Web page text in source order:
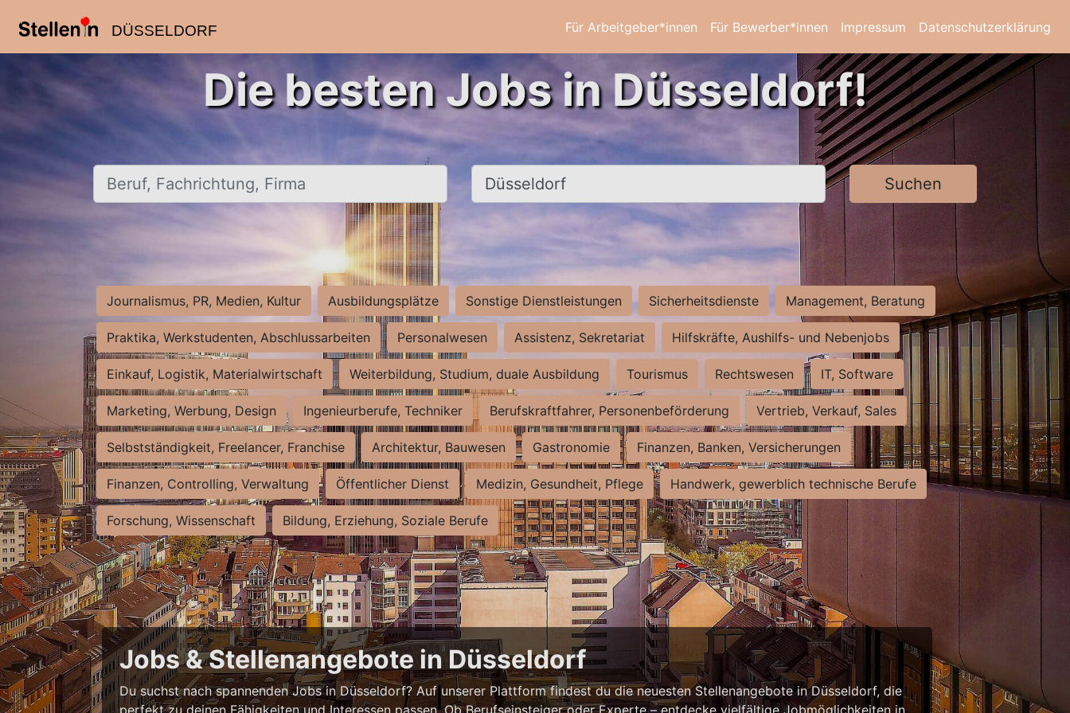
DÜSSELDORF Für Arbeitgeber*innen Für Bewerber*innen Impressum Datenschutzerklärung
Die besten Jobs in Düsseldorf!
Beruf, Fachrichtung, Firma Ort, Stadt Suchen
Journalismus, PR, Medien, Kultur Ausbildungsplätze Sonstige Dienstleistungen Sicherheitsdienste Management, Beratung
Praktika, Werkstudenten, Abschlussarbeiten Personalwesen Assistenz, Sekretariat Hilfskräfte, Aushilfs- und Nebenjobs
Einkauf, Logistik, Materialwirtschaft Weiterbildung, Studium, duale Ausbildung Tourismus Rechtswesen IT, Software
Marketing, Werbung, Design Ingenieurberufe, Techniker Berufskraftfahrer, Personenbeförderung Vertrieb, Verkauf, Sales
Selbstständigkeit, Freelancer, Franchise Architektur, Bauwesen Gastronomie Finanzen, Banken, Versicherungen
Finanzen, Controlling, Verwaltung Öffentlicher Dienst Medizin, Gesundheit, Pflege Handwerk, gewerblich technische Berufe
Forschung, Wissenschaft Bildung, Erziehung, Soziale Berufe
Jobs & Stellenangebote in Düsseldorf
Du suchst nach spannenden Jobs in Düsseldorf? Auf unserer Plattform findest du die neuesten Stellenangebote in Düsseldorf, die